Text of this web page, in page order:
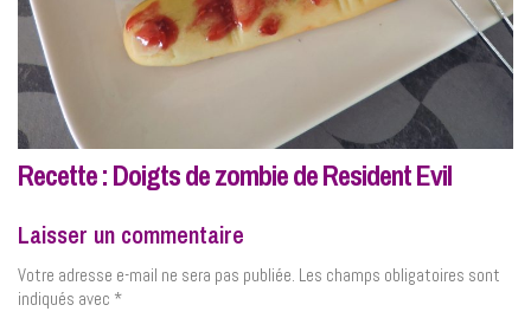
Recette : Doigts de zombie de Resident Evil
Laisser un commentaire
Votre adresse e-mail ne sera pas publiée. Les champs obligatoires sont
indiqués avec *